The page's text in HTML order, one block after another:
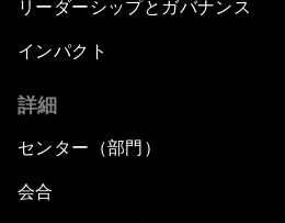
リーダーシップとガバナンス
インパクト
詳細
センター（部門）
会合